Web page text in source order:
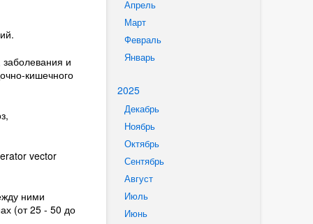
Апрель
Март
Февраль
Январь
2025
Декабрь
Ноябрь
Октябрь
Сентябрь
Август
Июль
Июнь
и
кишечного
vector
ними
(от 25 - 50 до